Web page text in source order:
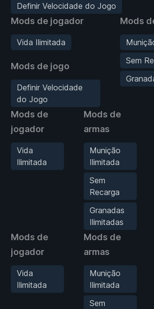
Definir Velocidade do Jogo
Mods de jogador
Vida Ilimitada
Mods de jogo
Definir Velocidade
do Jogo
Mods
Sem
Mods de
jogador
Vida
Ilimitada
Mods de
armas
Munição
Ilimitada
Sem
Recarga
Granadas
Ilimitadas
Mods de
jogador
Vida
Ilimitada
Mods de
armas
Munição
Ilimitada
Sem